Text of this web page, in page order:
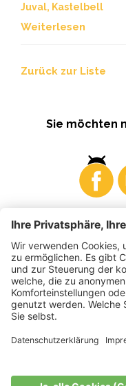
Juval, Kastelbell
Weiterlesen
Zurück zur Liste
Sie möchten
2026
Impressum •